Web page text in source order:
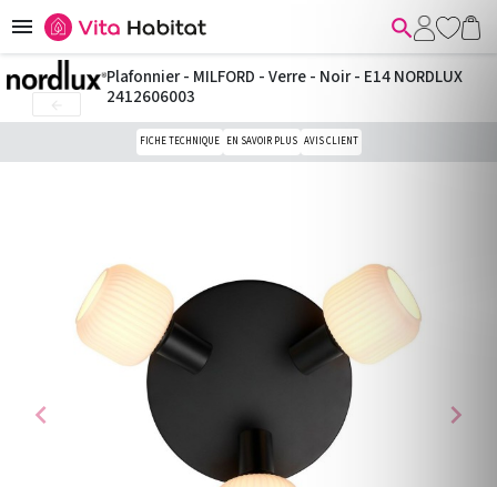
 
chevron_left chevron_right
Plafonnier - MILFORD - Verre - Noir - E14 NORDLUX
2412606003
FICHE TECHNIQUE EN SAVOIR PLUS AVIS CLIENT